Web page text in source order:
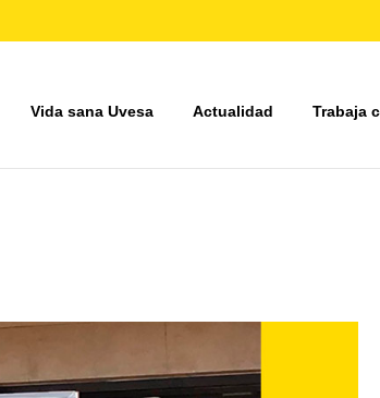
Vida sana Uvesa Actualidad Trabaja